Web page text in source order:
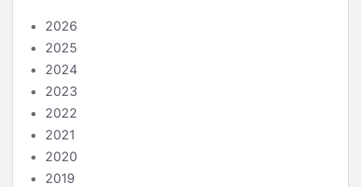
2026
2025
2024
2023
2022
2021
2020
2019